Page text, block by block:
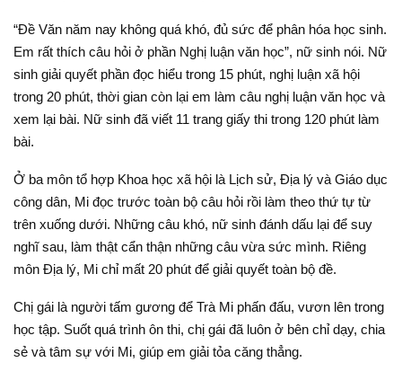
“Đề Văn năm nay không quá khó, đủ sức để phân hóa học sinh.
Em rất thích câu hỏi ở phần Nghị luận văn học”, nữ sinh nói. Nữ
sinh giải quyết phần đọc hiểu trong 15 phút, nghị luận xã hội
trong 20 phút, thời gian còn lại em làm câu nghị luận văn học và
xem lại bài. Nữ sinh đã viết 11 trang giấy thi trong 120 phút làm
bài.
Ở ba môn tổ hợp Khoa học xã hội là Lịch sử, Địa lý và Giáo dục
công dân, Mi đọc trước toàn bộ câu hỏi rồi làm theo thứ tự từ
trên xuống dưới. Những câu khó, nữ sinh đánh dấu lại để suy
nghĩ sau, làm thật cẩn thận những câu vừa sức mình. Riêng
môn Địa lý, Mi chỉ mất 20 phút để giải quyết toàn bộ đề.
Chị gái là người tấm gương để Trà Mi phấn đấu, vươn lên trong
học tập. Suốt quá trình ôn thi, chị gái đã luôn ở bên chỉ dạy, chia
sẻ và tâm sự với Mi, giúp em giải tỏa căng thẳng.